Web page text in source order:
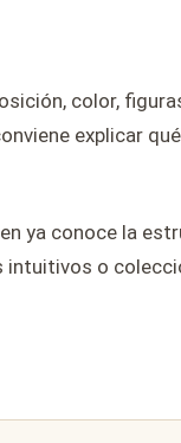
color,
explicar
ya conoce la
o